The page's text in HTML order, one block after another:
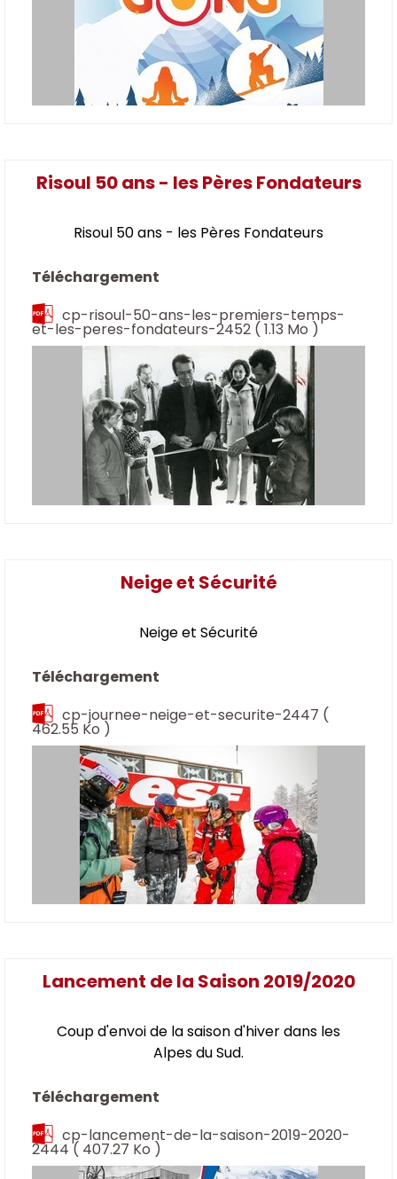
Risoul 50 ans - les Pères Fondateurs
Risoul 50 ans - les Pères Fondateurs
Téléchargement
cp-risoul-50-ans-les-premiers-temps-
et-les-peres-fondateurs-2452 ( 1.13 Mo )
Neige et Sécurité
Neige et Sécurité
Téléchargement
cp-journee-neige-et-securite-2447 (
462.55 Ko )
Lancement de la Saison 2019/2020
Coup d'envoi de la saison d'hiver dans les
Alpes du Sud.
Téléchargement
cp-lancement-de-la-saison-2019-2020-
2444( 407.27 Ko )